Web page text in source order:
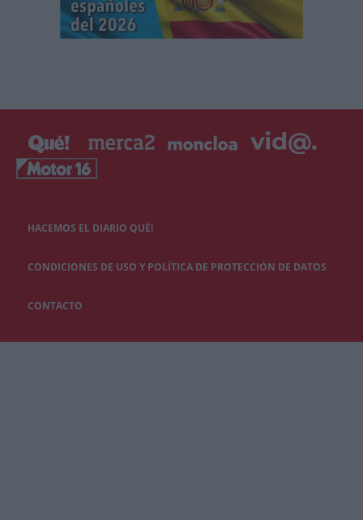
HACEMOS EL DIARIO QUÉ!
CONDICIONES DE USO Y POLÍTICA DE PROTECCIÓN DE DATOS
CONTACTO